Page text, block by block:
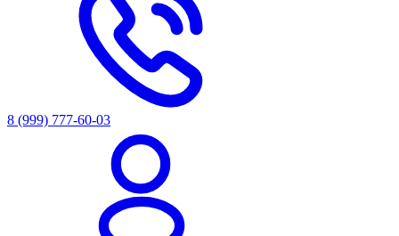
8 (999) 777-60-03